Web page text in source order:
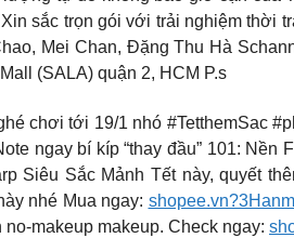
Xin sắc trọn gói với trải nghiệm
Mei Chan, Đặng Thu Hà
(SALA) quận 2, HCM P.s
chơi tới 19/1 nhó #TetthemSac
ngay bí kíp “thay đầu” 101:
Siêu Sắc Mảnh Tết này, quyết
nhé Mua ngay:
makeup makeup. Check ngay: